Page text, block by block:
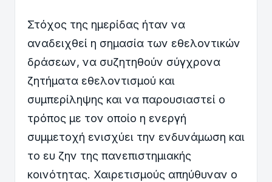
Στόχος της ημερίδας ήταν να
αναδειχθεί η σημασία των εθελοντικών
δράσεων, να συζητηθούν σύγχρονα
ζητήματα εθελοντισμού και
συμπερίληψης και να παρουσιαστεί ο
τρόπος με τον οποίο η ενεργή
συμμετοχή ενισχύει την ενδυνάμωση και
το ευ ζην της πανεπιστημιακής
κοινότητας. Χαιρετισμούς απηύθυναν ο